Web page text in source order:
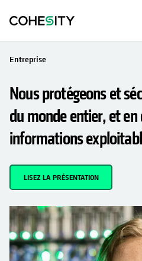
Entreprise
Nous protégeons et
du monde entier, et en
informations
LISEZ LA PRÉSENTATION